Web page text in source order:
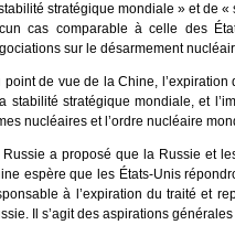
stratégique mondiale » et de
cas comparable à celle des
sur le désarmement
point de vue de la Chine, l’expiration
stabilité stratégique mondiale, et
nucléaires et l’ordre nucléaire
Russie a proposé que la Russie et
espère que les États-Unis
à l’expiration du traité et
Il s’agit des aspirations